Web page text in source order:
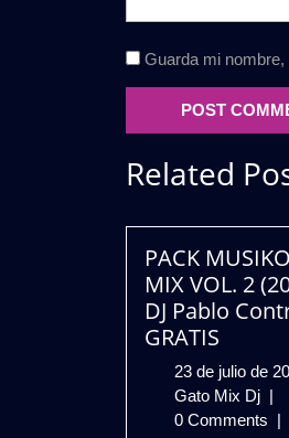
Guarda mi
Related
PACK
MIX VOL. 2
DJ Pablo
GRATIS
23 de julio de
Gato Mix Dj |
0 Comments |